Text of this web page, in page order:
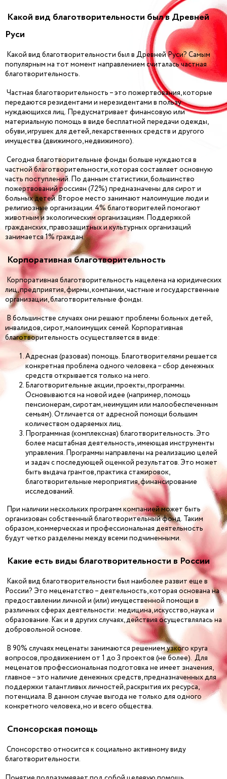
Какой вид благотворительности был в Древней
Руси
Какой вид благотворительности был в Древней Руси? Самым
популярным на тот момент направлением считалась частная
благотворительность.
Частная благотворительность – это пожертвования, которые
передаются резидентами и нерезидентами в пользу
нуждающихся лиц. Предусматривает финансовую или
материальную помощь в виде бесплатной передачи одежды,
обуви, игрушек для детей, лекарственных средств и другого
имущества (движимого, недвижимого).
Сегодня благотворительные фонды больше нуждаются в
частной благотворительности, которая составляет основную
часть поступлений. По данным статистики, большинство
пожертвований россиян (72%) предназначены для сирот и
больных детей. Второе место занимают малоимущие люди и
религиозные организации. 4% благотворителей помогают
животным и экологическим организациям. Поддержкой
гражданских, правозащитных и культурных организаций
занимается 1% граждан.
Корпоративная благотворительность
Корпоративная благотворительность нацелена на юридических
лиц, предприятия, фирмы, компании, частные и государственные
организации, благотворительные фонды.
В большинстве случаях они решают проблемы больных детей,
инвалидов, сирот, малоимущих семей. Корпоративная
благотворительность осуществляется в виде:
Адресная (разовая) помощь. Благотворителями решается
конкретная проблема одного человека – сбор денежных
средств открывается только на него.
Благотворительные акции, проекты, программы.
Основываются на новой идее (например, помощь
пенсионерам, сиротам, неимущим или малообеспеченным
семьям). Отличается от адресной помощи большим
количеством одаряемых лиц.
Программная (комплексная) благотворительность. Это
более масштабная деятельность, имеющая инструменты
управления. Программы направлены на реализацию целей
и задач с последующей оценкой результатов. Это может
быть выдача грантов, практика стажировок,
благотворительные мероприятия, финансирование
исследований.
При наличии нескольких программ компанией может быть
организован собственный благотворительный фонд. Таким
образом, коммерческая и профессиональная деятельность
будут четко разделены между всеми подчиненными.
Какие есть виды благотворительности в России
Какой вид благотворительности был наиболее развит еще в
России? Это меценатство – деятельность, которая основана на
предоставлении личной и (или) имущественной помощи в
различных сферах деятельности: медицина, искусство, наука и
образование. Как и в других случаях, действия осуществлялась на
добровольной основе.
В 90% случаях меценаты занимаются решением узкого круга
вопросов, продвижением от 1 до 3 проектов (не более). Для
меценатов профессиональная подготовка не имеет значения,
главное – это наличие денежных средств, предназначенных для
поддержки талантливых личностей, раскрытия их ресурса,
потенциала. В данном случае выгода не только для одного
конкретного человека, но и всего общества.
Спонсорская помощь
Спонсорство относится к социально активному виду
благотворительности.